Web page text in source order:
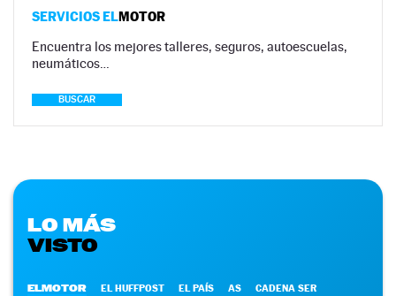
SERVICIOS ELMOTOR
Encuentra los mejores talleres, seguros, autoescuelas,
neumáticos…
BUSCAR
LO MÁS
VISTO
ELMOTOR EL HUFFPOST EL PAÍS AS CADENA SER